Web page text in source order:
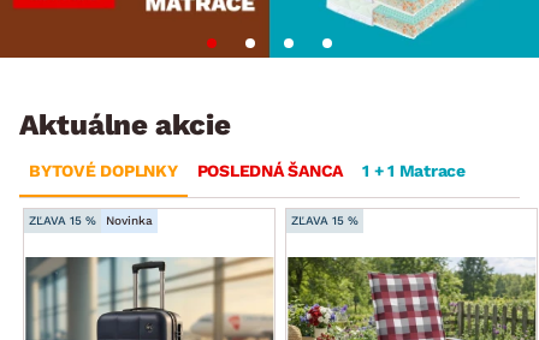
Aktuálne akcie
BYTOVÉ DOPLNKY POSLEDNÁ ŠANCA 1 + 1 Matrace
ZĽAVA 15 % Novinka ZĽAVA 15 %